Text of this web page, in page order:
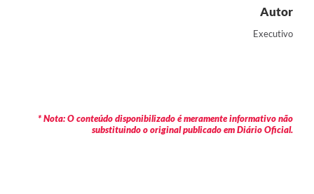
Autor
Executivo
* Nota: O conteúdo disponibilizado é meramente informativo não
substituindo o original publicado em Diário Oficial.